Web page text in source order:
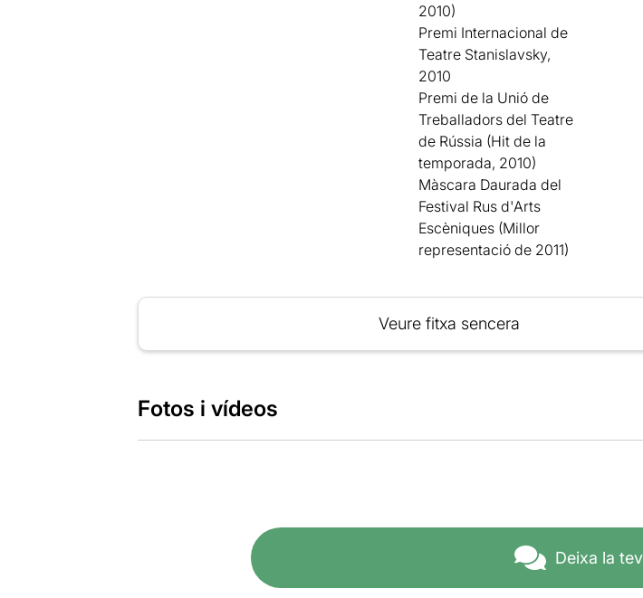
2010)
Premi Internacional de
Teatre Stanislavsky,
2010
Premi de la Unió de
Treballadors del Teatre
de Rússia (Hit de la
temporada, 2010)
Màscara Daurada del
Festival Rus d'Arts
Escèniques (Millor
representació de 2011)
Veure fitxa sencera
Fotos i vídeos
Deixa la